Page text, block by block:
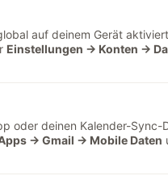
auf deinem Gerät
Einstellungen → Konten →
oder deinen Kalender-Sync-
→ Gmail → Mobile Daten